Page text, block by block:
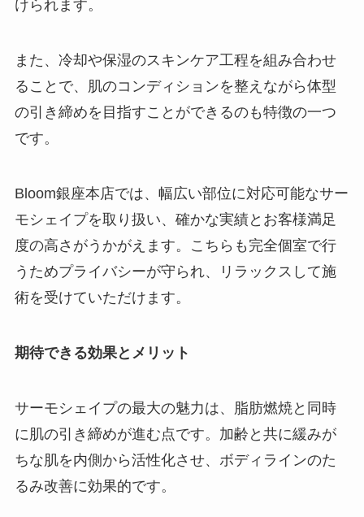
けられます。
また、冷却や保湿のスキンケア工程を組み合わせ
ることで、肌のコンディションを整えながら体型
の引き締めを目指すことができるのも特徴の一つ
です。
Bloom銀座本店では、幅広い部位に対応可能なサー
モシェイプを取り扱い、確かな実績とお客様満足
度の高さがうかがえます。こちらも完全個室で行
うためプライバシーが守られ、リラックスして施
術を受けていただけます。
期待できる効果とメリット
サーモシェイプの最大の魅力は、脂肪燃焼と同時
に肌の引き締めが進む点です。加齢と共に緩みが
ちな肌を内側から活性化させ、ボディラインのた
るみ改善に効果的です。